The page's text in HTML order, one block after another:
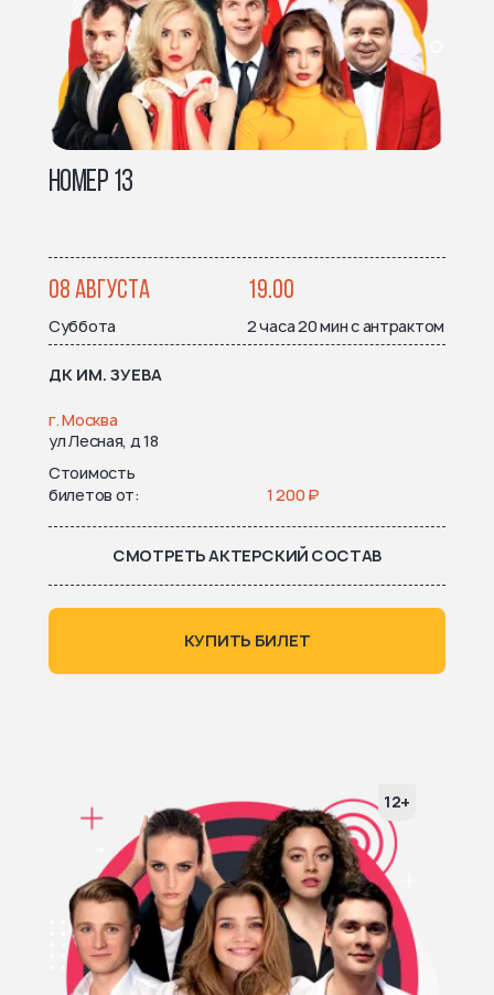
НОМЕР 13
08 АВГУСТА
Суббота
19.00
2 часа 20 мин с антрактом
ДК ИМ. ЗУЕВА
г. Москва
ул Лесная, д 18
Стоимость
билетов от
1 200 ₽
СМОТРЕТЬ АКТЕРСКИЙ СОСТАВ
КУПИТЬ БИЛЕТ
12+